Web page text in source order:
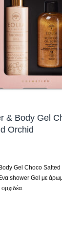
& Body Gel
Orchid
Gel Choco
Ένα shower Gel με